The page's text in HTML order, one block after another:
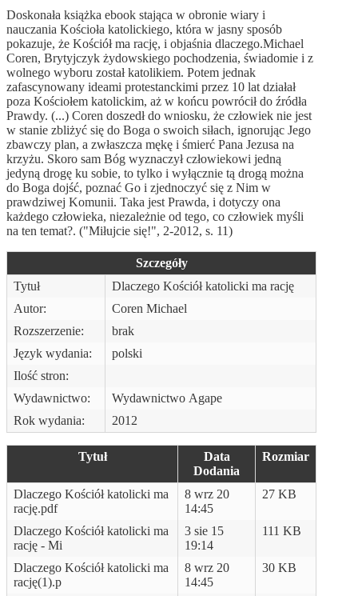
Doskonała książka ebook stająca w obronie wiary i
nauczania Kościoła katolickiego, która w jasny sposób
pokazuje, że Kościół ma rację, i objaśnia dlaczego.Michael
Coren, Brytyjczyk żydowskiego pochodzenia, świadomie i z
wolnego wyboru został katolikiem. Potem jednak
zafascynowany ideami protestanckimi przez 10 lat działał
poza Kościołem katolickim, aż w końcu powrócił do źródła
Prawdy. (...) Coren doszedł do wniosku, że człowiek nie jest
w stanie zbliżyć się do Boga o swoich siłach, ignorując Jego
zbawczy plan, a zwłaszcza mękę i śmierć Pana Jezusa na
krzyżu. Skoro sam Bóg wyznaczył człowiekowi jedną
jedyną drogę ku sobie, to tylko i wyłącznie tą drogą można
do Boga dojść, poznać Go i zjednoczyć się z Nim w
prawdziwej Komunii. Taka jest Prawda, i dotyczy ona
każdego człowieka, niezależnie od tego, co człowiek myśli
na ten temat?. ("Miłujcie się!", 2-2012, s. 11)
Szczegóły
Tytuł
Dlaczego Kościół katolicki ma rację
Autor:
Coren Michael
Rozszerzenie:
brak
Język wydania:
polski
Ilość stron:
Wydawnictwo:
Wydawnictwo Agape
Rok wydania:
2012
Tytuł
Data
Dodania
Rozmiar
Dlaczego Kościół katolicki ma
rację.pdf
8 wrz 20
14:45
27 KB
Dlaczego Kościół katolicki ma
rację - Mi
3 sie 15
19:14
111 KB
Dlaczego Kościół katolicki ma
rację(1).p
8 wrz 20
14:45
30 KB